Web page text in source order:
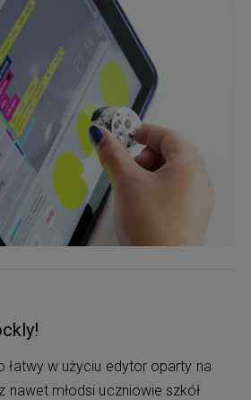
łatwy w użyciu edytor oparty na
nawet młodsi uczniowie szkół